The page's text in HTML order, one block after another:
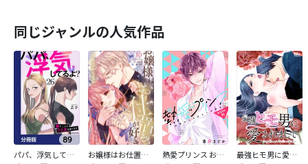
同じジャンルの人気作品
パパ、浮気してるよ？娘と二人でクズ夫を捨てます【分冊版】
お嬢様はお仕置きが好き
熱愛プリンス お兄ちゃんはキミが好き
最強ヒモ男に愛されまして